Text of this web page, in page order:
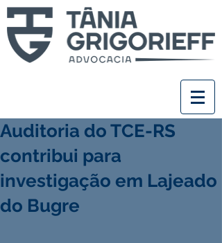
Auditoria do TCE-RS
contribui para
investigação em Lajeado
do Bugre